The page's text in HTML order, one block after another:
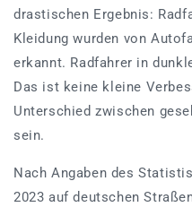
drastischen Ergebnis:
Kleidung wurden von
erkannt. Radfahrer in
Das ist keine kleine
Unterschied zwischen
sein.
Nach Angaben des
2023 auf deutschen